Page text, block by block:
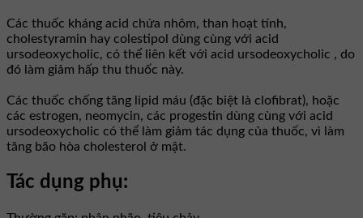
Các thuốc kháng acid chứa nhôm, than hoạt tính,
cholestyramin hay colestipol dùng cùng với acid
ursodeoxycholic, có thể liên kết với acid ursodeoxycholic , do
đó làm giảm hấp thu thuốc này.
Các thuốc chống tăng lipid máu (đặc biệt là clofibrat), hoặc
các estrogen, neomycin, các progestin dùng cùng với acid
ursodeoxycholic có thể làm giảm tác dụng của thuốc, vì làm
tăng bão hòa cholesterol ở mật.
Tác dụng phụ: